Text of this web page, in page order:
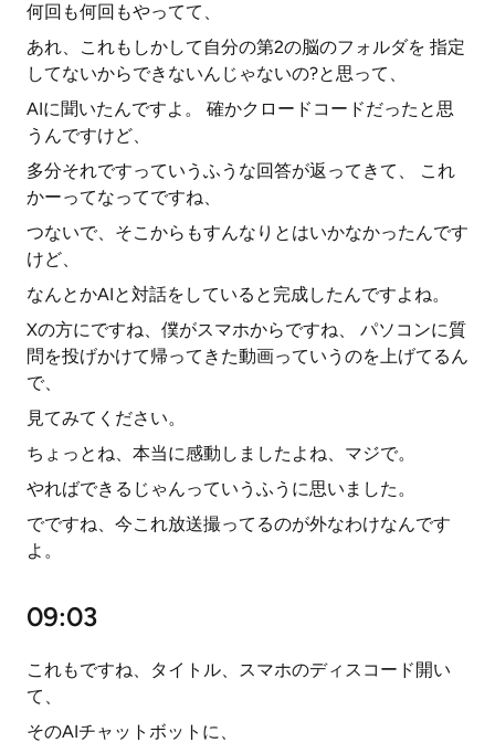
何回も何回もやってて、
あれ、これもしかして自分の第2の脳のフォルダを 指定
してないからできないんじゃないの?と思って、
AIに聞いたんですよ。 確かクロードコードだったと思
うんですけど、
多分それですっていうふうな回答が返ってきて、 これ
かーってなってですね、
つないで、そこからもすんなりとはいかなかったんです
けど、
なんとかAIと対話をしていると完成したんですよね。
Xの方にですね、僕がスマホからですね、 パソコンに質
問を投げかけて帰ってきた動画っていうのを上げてるん
で、
見てみてください。
ちょっとね、本当に感動しましたよね、マジで。
やればできるじゃんっていうふうに思いました。
でですね、今これ放送撮ってるのが外なわけなんです
よ。
09:03
これもですね、タイトル、スマホのディスコード開い
て、
そのAIチャットボットに、